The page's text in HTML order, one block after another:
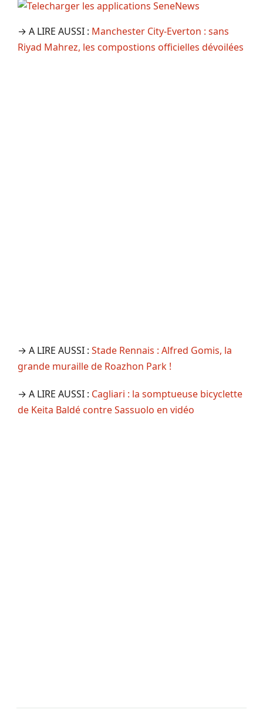
→ A LIRE AUSSI : Manchester City-Everton : sans
Riyad Mahrez, les compostions officielles dévoilées
→ A LIRE AUSSI : Stade Rennais : Alfred Gomis, la
grande muraille de Roazhon Park !
→ A LIRE AUSSI : Cagliari : la somptueuse bicyclette
de Keita Baldé contre Sassuolo en vidéo